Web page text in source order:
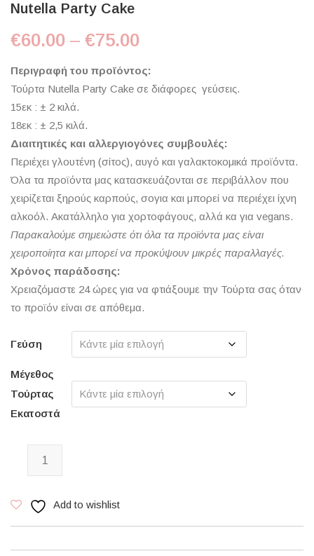
Nutella Party Cake
€60.00 – €75.00
Περιγραφή του προϊόντος:
Τούρτα Nutella Party Cake σε διάφορες γεύσεις.
15εκ : ± 2 κιλά.
18εκ : ± 2,5 κιλά.
Διαιτητικές και αλλεργιογόνες συμβουλές:
Περιέχει γλουτένη (σίτος), αυγό και γαλακτοκομικά προϊόντα.
Όλα τα προϊόντα μας κατασκευάζονται σε περιβάλλον που
χειρίζεται ξηρούς καρπούς, σογια και μπορεί να περιέχει ίχνη
αλκοόλ. Ακατάλληλο για χορτοφάγους, αλλά κα για vegans.
Παρακαλούμε σημειώστε ότι όλα τα προϊόντα μας είναι
χειροποίητα και μπορεί να προκύψουν μικρές παραλλαγές.
Χρόνος παράδοσης:
Χρειαζόμαστε 24 ώρες για να φτιάξουμε την Τούρτα σας όταν
το προϊόν είναι σε απόθεμα.
Γεύση
Μέγεθος
Τούρτας
Εκατοστά
Add to wishlist